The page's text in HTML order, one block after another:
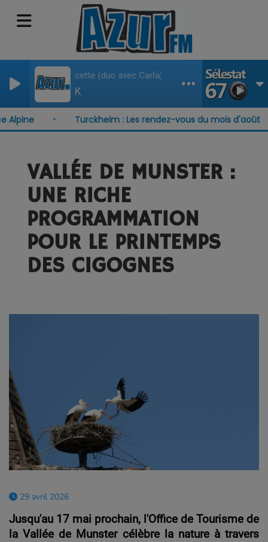
La recette (duo avec Carla)
JECK
Turckheim : Les rendez-vous du mois d'août
VALLÉE DE MUNSTER :
UNE RICHE
PROGRAMMATION
POUR LE PRINTEMPS
DES CIGOGNES
29 avril 2026
Jusqu'au 17 mai prochain, l'Office de Tourisme de
la Vallée de Munster célèbre la nature à travers